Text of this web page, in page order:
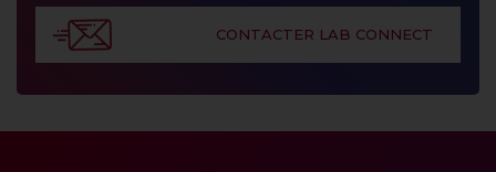
CONTACTER LAB CONNECT